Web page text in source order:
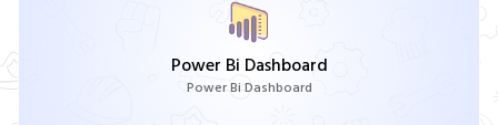
Power Bi Dashboard
Power Bi Dashboard